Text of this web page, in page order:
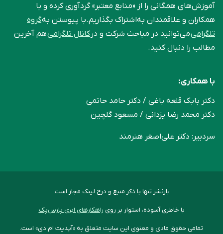
آموزش‌های همگانی را از «منابع معتبر» گردآوری کرده و با
همکاران و علاقمندان به‌اشتراک بگذاریم.با پیوستن بهگروه
تلگرامیمی‌توانید در مباحث شرکت و درکانال تلگرامیهم آخرین
مطالب را دنبال کنید.
با همکاری:
دکتر بابک قلعه‌ باغی / دکتر حامد حاتمی
دکتر محمد رضا یزدانی / مسعود گلچین
سردبیر: دکتر علی‌اصغر هنرمند
بازنشر تنها با ذکر منبع و درج لینک مجاز است.
با خاطری آسوده، استوار بر روی راهکارهای ابری پارس‌پک
تمامی حقوق مادی و معنوی این سایت متعلق به «آپدیت ام دی» است.